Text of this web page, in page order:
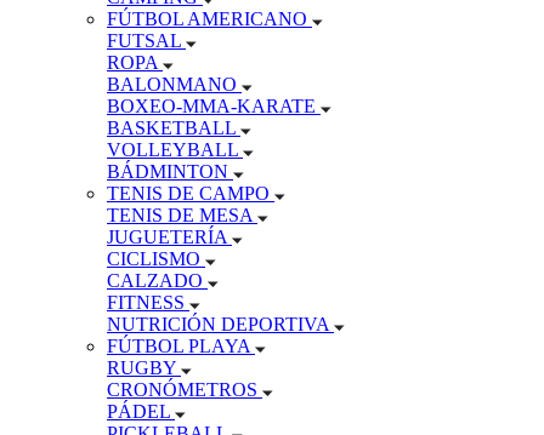
FÚTBOL AMERICANO
FUTSAL
ROPA
BALONMANO
BOXEO-MMA-KARATE
BASKETBALL
VOLLEYBALL
BÁDMINTON
TENIS DE CAMPO
TENIS DE MESA
JUGUETERÍA
CICLISMO
CALZADO
FITNESS
NUTRICIÓN DEPORTIVA
FÚTBOL PLAYA
RUGBY
CRONÓMETROS
PÁDEL